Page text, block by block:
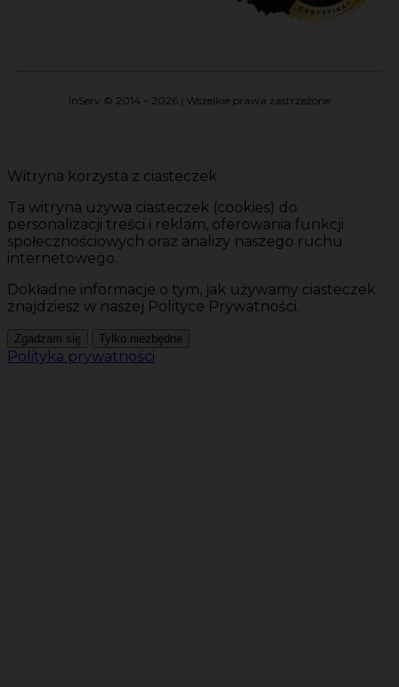
InServ © 2014 – 2026 | Wszelkie prawa zastrzeżone
Witryna korzysta z ciasteczek
Ta witryna używa ciasteczek (cookies) do
personalizacji treści i reklam, oferowania funkcji
społecznościowych oraz analizy naszego ruchu
internetowego.
Dokładne informacje o tym, jak używamy ciasteczek
znajdziesz w naszej Polityce Prywatności.
Zgadzam się Tylko niezbędne
Polityka prywatności